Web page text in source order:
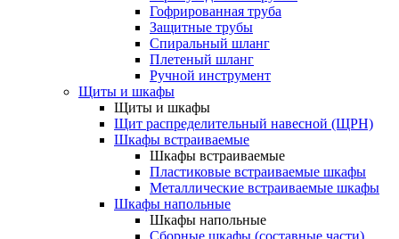
Гофрированная труба
Защитные трубы
Спиральный шланг
Плетеный шланг
Ручной инструмент
Щиты и шкафы
Щиты и шкафы
Щит распределительный навесной (ЩРН)
Шкафы встраиваемые
Шкафы встраиваемые
Пластиковые встраиваемые шкафы
Металлические встраиваемые шкафы
Шкафы напольные
Шкафы напольные
Сборные шкафы (составные части)